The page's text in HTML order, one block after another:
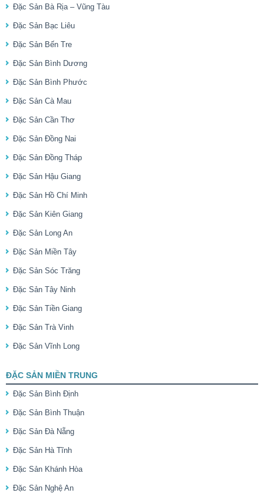
Đặc Sản Bà Rịa – Vũng Tàu
Đặc Sản Bạc Liêu
Đặc Sản Bến Tre
Đặc Sản Bình Dương
Đặc Sản Bình Phước
Đặc Sản Cà Mau
Đặc Sản Cần Thơ
Đặc Sản Đồng Nai
Đặc Sản Đồng Tháp
Đặc Sản Hậu Giang
Đặc Sản Hồ Chí Minh
Đặc Sản Kiên Giang
Đặc Sản Long An
Đặc Sản Miền Tây
Đặc Sản Sóc Trăng
Đặc Sản Tây Ninh
Đặc Sản Tiền Giang
Đặc Sản Trà Vinh
Đặc Sản Vĩnh Long
ĐẶC SẢN MIỀN TRUNG
Đặc Sản Bình Định
Đặc Sản Bình Thuận
Đặc Sản Đà Nẵng
Đặc Sản Hà Tĩnh
Đặc Sản Khánh Hòa
Đặc Sản Nghệ An